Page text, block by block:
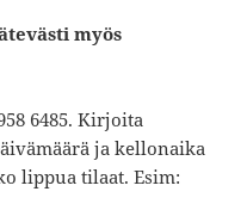
myös
6485. Kirjoita
ja kellonaika
lippua tilaat. Esim: